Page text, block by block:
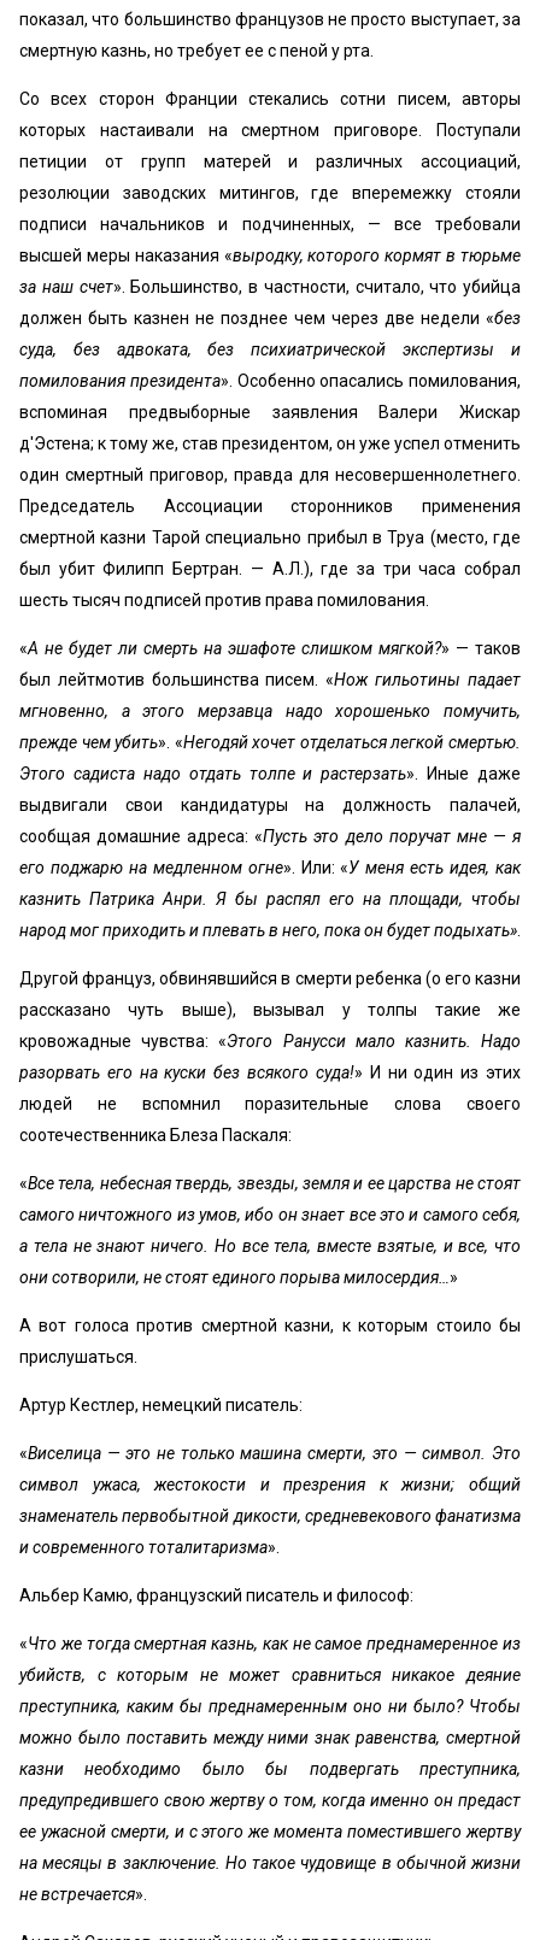
показал, что большинство французов не просто выступает, за
смертную казнь, но требует ее с пеной у рта.
Со всех сторон Франции стекались сотни писем, авторы
которых настаивали на смертном приговоре. Поступали
петиции от групп матерей и различных ассоциаций,
резолюции заводских митингов, где вперемежку стояли
подписи начальников и подчиненных, — все требовали
высшей меры наказания «выродку, которого кормят в тюрьме
за наш счет». Большинство, в частности, считало, что убийца
должен быть казнен не позднее чем через две недели «без
суда, без адвоката, без психиатрической экспертизы и
помилования президента». Особенно опасались помилования,
вспоминая предвыборные заявления Валери Жискар
д'Эстена; к тому же, став президентом, он уже успел отменить
один смертный приговор, правда для несовершеннолетнего.
Председатель Ассоциации сторонников применения
смертной казни Тарой специально прибыл в Труа (место, где
был убит Филипп Бертран. — А.Л.), где за три часа собрал
шесть тысяч подписей против права помилования.
«А не будет ли смерть на эшафоте слишком мягкой?» — таков
был лейтмотив большинства писем. «Нож гильотины падает
мгновенно, а этого мерзавца надо хорошенько помучить,
прежде чем убить». «Негодяй хочет отделаться легкой смертью.
Этого садиста надо отдать толпе и растерзать». Иные даже
выдвигали свои кандидатуры на должность палачей,
сообщая домашние адреса: «Пусть это дело поручат мне — я
его поджарю на медленном огне». Или: «У меня есть идея, как
казнить Патрика Анри. Я бы распял его на площади, чтобы
народ мог приходить и плевать в него, пока он будет подыхать»
Другой француз, обвинявшийся в смерти ребенка (о его казни
рассказано чуть выше), вызывал у толпы такие же
кровожадные чувства: «Этого Ранусси мало казнить. Надо
разорвать его на куски без всякого суда!» И ни один из этих
людей не вспомнил поразительные слова своего
соотечественника Блеза Паскаля:
«Все тела, небесная твердь, звезды, земля и ее царства не стоят
самого ничтожного из умов, ибо он знает все это и самого себя,
а тела не знают ничего. Но все тела, вместе взятые, и все, что
они сотворили, не стоят единого порыва милосердия… »
А вот голоса против смертной казни, к которым стоило бы
прислушаться.
Артур Кестлер, немецкий писатель:
«Виселица — это не только машина смерти, это — символ. Это
символ ужаса, жестокости и презрения к жизни; общий
знаменатель первобытной дикости, средневекового фанатизма
и современного тоталитаризма».
Альбер Камю, французский писатель и философ:
«Что же тогда смертная казнь, как не самое преднамеренное из
убийств, с которым не может сравниться никакое деяние
преступника, каким бы преднамеренным оно ни было? Чтобы
можно было поставить между ними знак равенства, смертной
казни необходимо было бы подвергать преступника,
предупредившего свою жертву о том, когда именно он предаст
ее ужасной смерти, и с этого же момента поместившего жертву
на месяцы в заключение. Но такое чудовище в обычной жизни
не встречается».